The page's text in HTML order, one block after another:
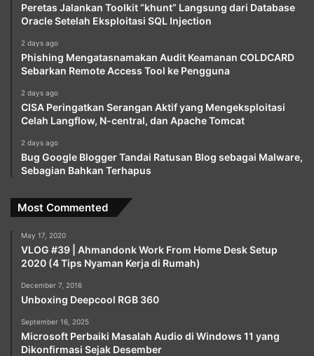
Peretas Jalankan Toolkit “khunt” Langsung dari Database
Oracle Setelah Eksploitasi SQL Injection
2 days ago
Phishing Mengatasnamakan Audit Keamanan COLDCARD
Sebarkan Remote Access Tool ke Pengguna
2 days ago
CISA Peringatkan Serangan Aktif yang Mengeksploitasi
Celah Langflow, N-central, dan Apache Tomcat
2 days ago
Bug Google Blogger Tandai Ratusan Blog sebagai Malware,
Sebagian Bahkan Terhapus
Most Commented
May 17, 2020
VLOG #39 | Ahmandonk Work From Home Desk Setup
2020 (4 Tips Nyaman Kerja di Rumah)
December 7, 2016
Unboxing Deepcool RGB 360
September 16, 2025
Microsoft Perbaiki Masalah Audio di Windows 11 yang
Dikonfirmasi Sejak Desember